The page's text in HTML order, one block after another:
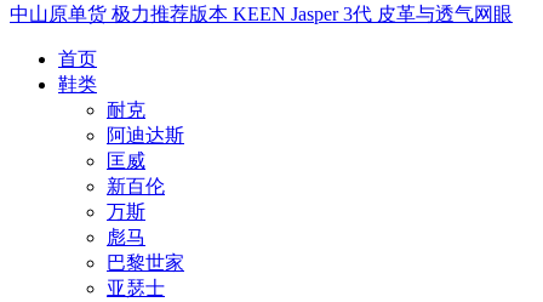
中山原单货 极力推荐版本 KEEN Jasper 3代 皮革与透气网眼
首页
鞋类
耐克
阿迪达斯
匡威
新百伦
万斯
彪马
巴黎世家
亚瑟士